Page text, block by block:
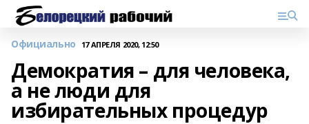
Официально 17 АПРЕЛЯ 2020, 12:50
Демократия – для человека,
а не люди для
избирательных процедур